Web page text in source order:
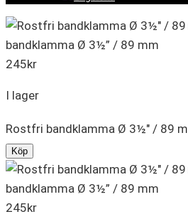
bandklamma Ø 3½” / 89 mm
245kr
I lager
Rostfri bandklamma Ø 3½" / 89
Köp
bandklamma Ø 3½” / 89 mm
245kr